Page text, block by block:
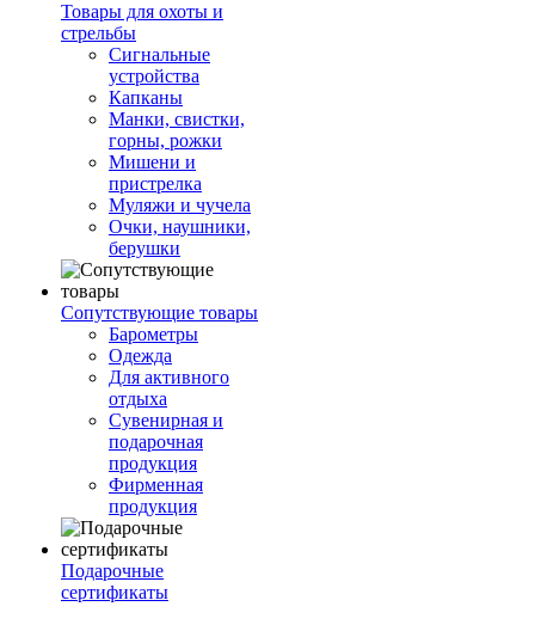
Товары для охоты и
стрельбы
Сигнальные
устройства
Капканы
Манки, свистки,
горны, рожки
Мишени и
пристрелка
Муляжи и чучела
Очки, наушники,
берушки
Сопутствующие товары
Барометры
Одежда
Для активного
отдыха
Сувенирная и
подарочная
продукция
Фирменная
продукция
Подарочные
сертификаты